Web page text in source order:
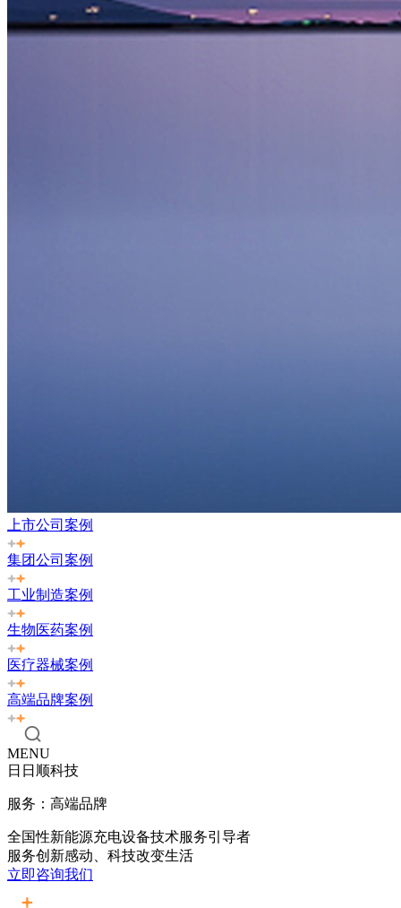
上市公司案例
集团公司案例
工业制造案例
生物医药案例
医疗器械案例
高端品牌案例
MENU
日日顺科技
服务：高端品牌
全国性新能源充电设备技术服务引导者
服务创新感动、科技改变生活
立即咨询我们